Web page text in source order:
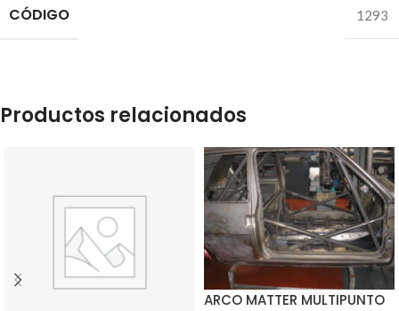
CÓDIGO 1293
Productos relacionados
ARCO MATTER MULTIPUNTO